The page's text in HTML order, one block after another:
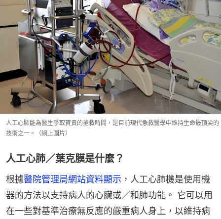
人工心肺能為醫生爭取寶貴的搶救時間，是目前現代急救醫學中維持生命最頂尖的
技術之一。（網上圖片）
人工心肺／葉克膜是什麼？
根據醫院管理局網站資料顯示 ，人工心肺機是使用機
器的方法以支持病人的心臟或／和肺功能。 它可以用
在一些對基準治療無反應的嚴重病人身上，以維持病